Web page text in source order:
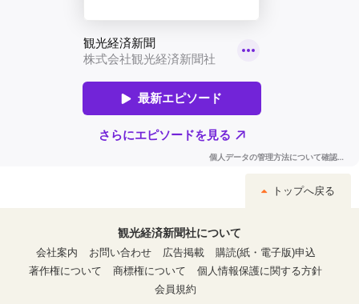
トップへ戻る
観光経済新聞社について
会社案内
お問い合わせ 広告掲載
購読(紙・電子版)申込
著作権について
商標権について
個人情報保護に関する方針
会員規約